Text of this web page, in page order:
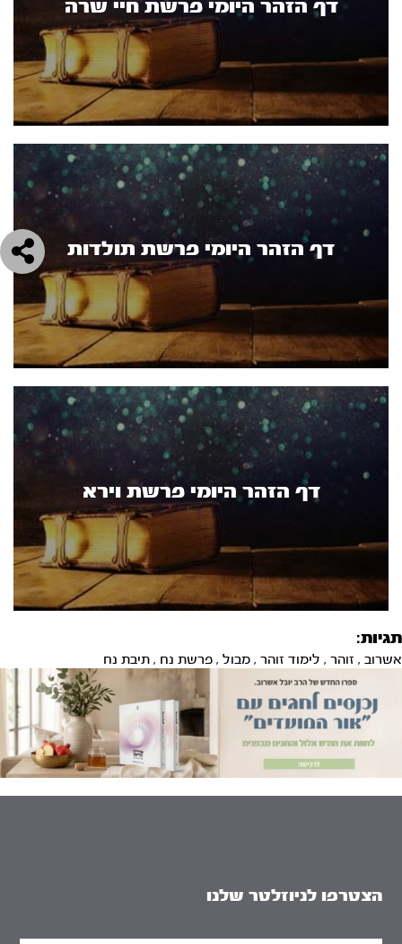
דף הזהר היומי פרשת חיי שרה
דף הזהר היומי פרשת תולדות
דף הזהר היומי פרשת וירא
תגיות:
אשרוב , זוהר , לימוד זוהר , מבול , פרשת נח , תיבת נח
הצטרפו לניוזלטר שלנו